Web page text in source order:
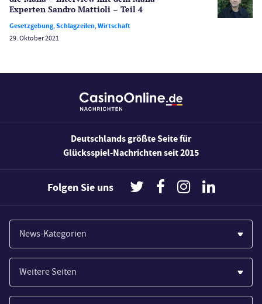
Wirtschaft
Experten Sandro Mattioli – Teil 4
Gesetzgebung,Schlagzeilen,Wirtschaft
29. Oktober 2021
Deutschlands größte Seite für
Glücksspiel-Nachrichten seit 2015
Folgen Sie uns
News-Kategorien
Casinos
Wirtschaft
Weitere Seiten
Paypal Casinos